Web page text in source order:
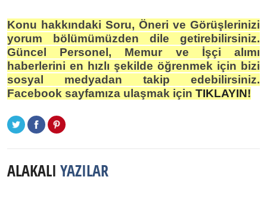
Konu hakkındaki Soru, Öneri ve Görüşlerinizi
yorum bölümümüzden dile getirebilirsiniz.
Güncel Personel, Memur ve İşçi alımı
haberlerini en hızlı şekilde öğrenmek için bizi
sosyal medyadan takip edebilirsiniz.
Facebook sayfamıza ulaşmak için TIKLAYIN!
ALAKALI YAZILAR